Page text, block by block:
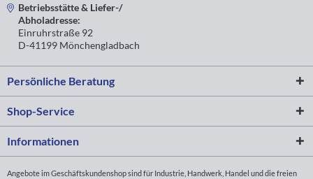
Betriebsstätte & Liefer-/
Abholadresse:
Einruhrstraße 92
D-41199 Mönchengladbach
Persönliche Beratung
Shop-Service
Informationen
Angebote im Geschäftskundenshop sind für Industrie, Handwerk, Handel und die freien